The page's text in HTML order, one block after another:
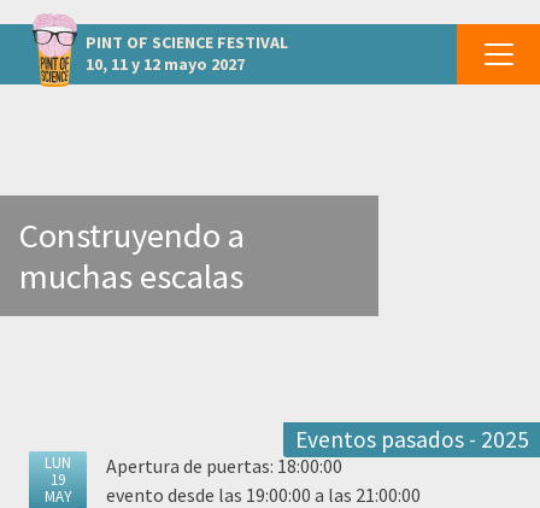
PINT OF SCIENCE FESTIVAL
10, 11 y 12 mayo 2027
otros eventos GIPUZKOA - Donostia
Construyendo a
muchas escalas
Eventos pasados - 2025
LUN
19
MAY
Apertura de puertas: 18:00:00
evento desde las 19:00:00 a las 21:00:00